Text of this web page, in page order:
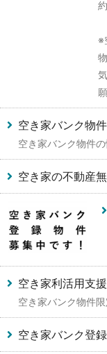
※
空き家バンク物
空き家バンク物件
空き家の不動産
空き家利活用支
空き家バンク物件
空き家バンク登